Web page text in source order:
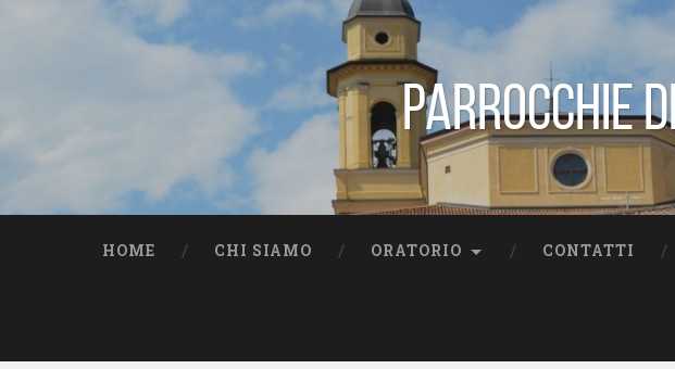
Parrocchie
HOME CHI SIAMO ORATORIO CONTATTI